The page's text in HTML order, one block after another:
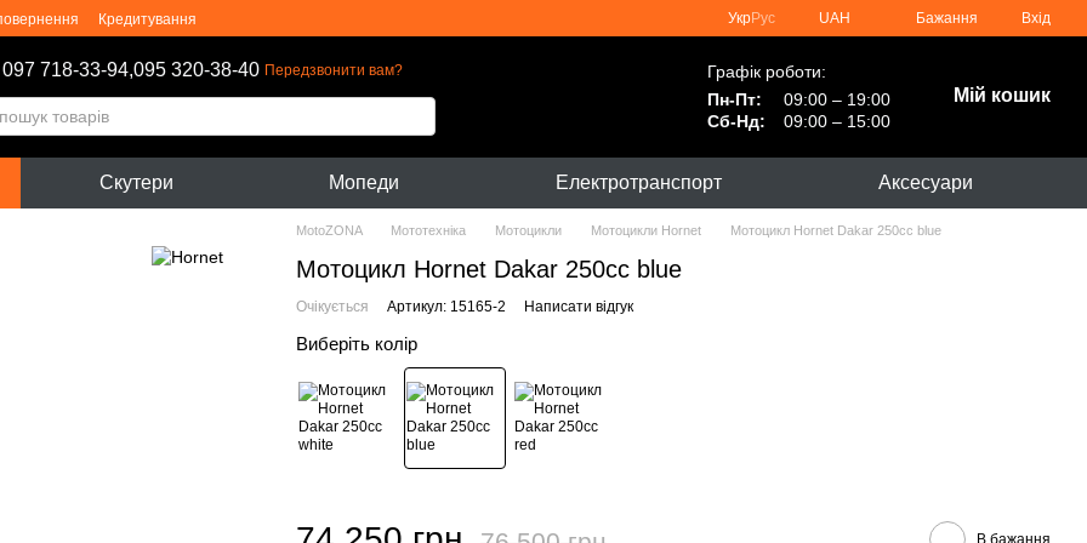
Кредитування
УкрРус UAH Бажання Вхід
097 718-33-94,095 320-38-40 Передзвонити вам?
Графік роботи:
Пн-Пт:
09:00 – 19:00
Сб-Нд:
09:00 – 15:00
Мій кошик
Скутери Мопеди Електротранспорт Аксесуари
MotoZONA Мототехніка Мотоцикли Мотоцикли Hornet Мотоцикл Hornet Dakar 250cc blue
Мотоцикл Hornet Dakar 250cc blue
Очікується Артикул: 15165-2 Написати відгук
Виберіть колір
В бажання